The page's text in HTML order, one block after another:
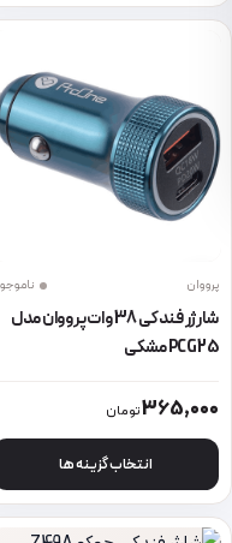
پرووان
شارژر فندکی 38 وات پرووان مدل
PCG25 مشکی
365,000تومان
انتخاب گزینه ها
این محصول دارای انواع